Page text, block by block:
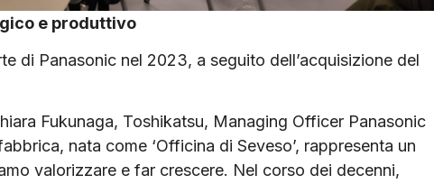
e produttivo
di Panasonic nel 2023, a seguito dell’acquisizione del
Fukunaga, Toshikatsu, Managing Officer Panasonic
nata come ‘Officina di Seveso’, rappresenta un
valorizzare e far crescere. Nel corso dei decenni,